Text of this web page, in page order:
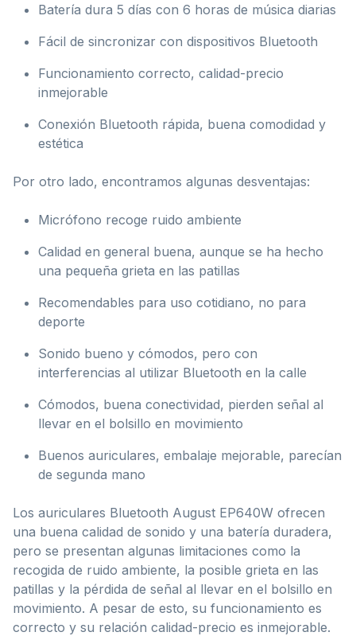
Batería dura 5 días con 6 horas de música diarias
Fácil de sincronizar con dispositivos Bluetooth
Funcionamiento correcto, calidad-precio
inmejorable
Conexión Bluetooth rápida, buena comodidad y
estética
Por otro lado, encontramos algunas desventajas:
Micrófono recoge ruido ambiente
Calidad en general buena, aunque se ha hecho
una pequeña grieta en las patillas
Recomendables para uso cotidiano, no para
deporte
Sonido bueno y cómodos, pero con
interferencias al utilizar Bluetooth en la calle
Cómodos, buena conectividad, pierden señal al
llevar en el bolsillo en movimiento
Buenos auriculares, embalaje mejorable, parecían
de segunda mano
Los auriculares Bluetooth August EP640W ofrecen
una buena calidad de sonido y una batería duradera,
pero se presentan algunas limitaciones como la
recogida de ruido ambiente, la posible grieta en las
patillas y la pérdida de señal al llevar en el bolsillo en
movimiento. A pesar de esto, su funcionamiento es
correcto y su relación calidad-precio es inmejorable.